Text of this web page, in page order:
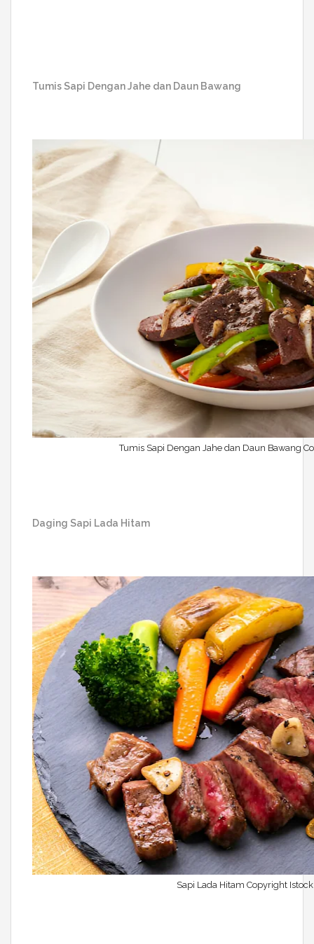
Tumis Sapi Dengan Jahe dan Daun Bawang
Tumis Sapi Dengan Jahe dan Daun Bawang
Daging Sapi Lada Hitam
Sapi Lada Hitam Copyright